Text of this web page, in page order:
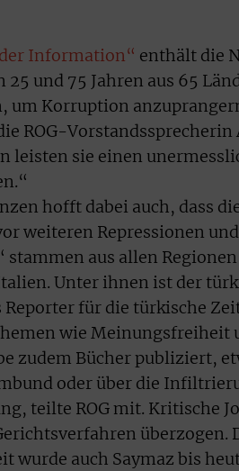
Information“ enthält die
und 75 Jahren aus 65
um Korruption
ROG-
leisten sie einen
hofft dabei auch, dass
weiteren Repressionen
stammen aus allen
Unter ihnen ist der
Reporter für die türkische
wie Meinungsfreiheit
zudem Bücher publiziert,
oder über die
teilte ROG mit. Kritische
überzogen.
wurde auch Saymaz bis